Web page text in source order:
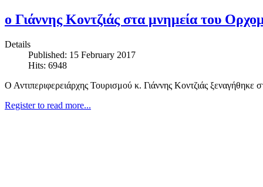
ο Γιάννης Κοντζιάς στα μνημεία του
Details
Published: 15 February 2017
Hits: 6948
Ο Αντιπεριφερειάρχης Τουρισμού κ. Γιάννης Κοντζιάς ξεναγήθηκε
Register to read more...